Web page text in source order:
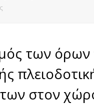
των όρων
στον